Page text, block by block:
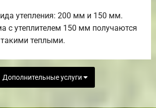
утепления: 200 мм и 150 мм.
с утеплителем 150 мм получаются
теплыми.
Дополнительные услуги